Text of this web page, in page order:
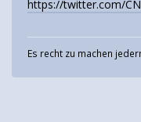
https://twitter.com/
Es recht zu machen